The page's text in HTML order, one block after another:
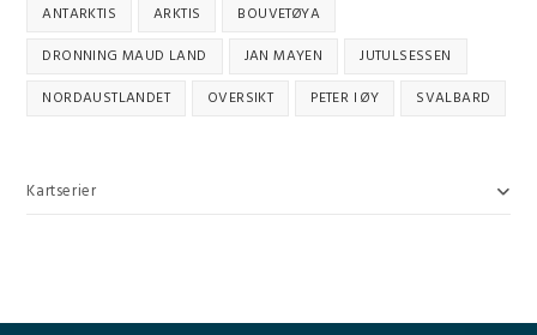
ANTARKTIS ARKTIS
BOUVETØYA
DRONNING MAUD LAND
JAN MAYEN
JUTULSESSEN
NORDAUSTLANDET
OVERSIKT PETER I ØY SVALBARD
Kartserier